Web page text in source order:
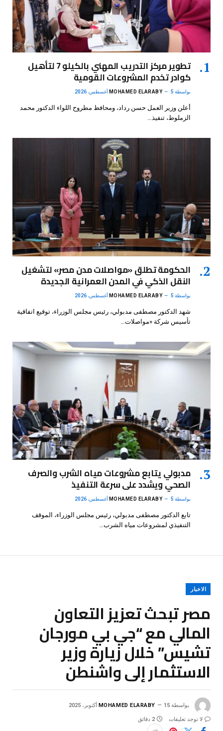
تطوير مركز التدريب المهني بالكيلو 7 لتأهيل
كوادر تخدم المشروعات القومية
بواسطة MOHAMED ELARABY 5 أغسطس، 2026
أعلن وزير العمل حسن رداد، ومحافظ مطروح اللواء الدكتور محمد
الزملوط، تنفيذ…
الحكومة تطلق «مواصلات مدن مصر» لتشغيل
النقل الذكي في المدن العمرانية الجديدة
بواسطة MOHAMED ELARABY 5 أغسطس، 2026
شهد الدكتور مصطفى مدبولي، رئيس مجلس الوزراء، توقيع اتفاقية
تأسيس شركة «مواصلات…
مدبولي يتابع مشروعات مياه الشرب والصرف
الصحي ويشدد على سرعة التنفيذ
بواسطة MOHAMED ELARABY 5 أغسطس، 2026
تابع الدكتور مصطفى مدبولي، رئيس مجلس الوزراء، الموقف
التنفيذي لمشروعات مياه الشرب…
الاخبار
مصر تبحث تعزيز التعاون
المالي مع “جي بي مورجان
تشيس” خلال زيارة وزير
الاستثمار إلى واشنطن
بواسطة MOHAMED ELARABY 15 أكتوبر، 2025
لا توجد تعليقات 2 دقائق